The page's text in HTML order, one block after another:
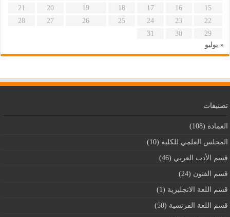
15
16
17
18
19
20
21
22
23
24
25
26
27
28
29
30
31
« يوليو
تصنيفات
العمادة (108)
المجلس العلمي للكلية (10)
قسم اﻷدب العربي (46)
قسم الفنون (24)
قسم اللغة الانجليزية (1)
قسم اللغة الفرنسية (50)